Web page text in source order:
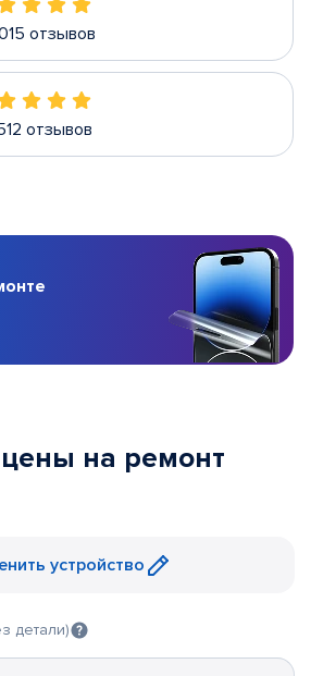
отзывов
отзывов
на ремонт
устройство
детали)